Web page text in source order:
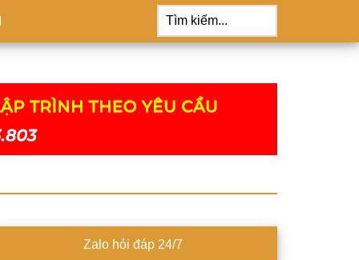
Tìm
kiếm...
Zalo hỏi đáp 24/7